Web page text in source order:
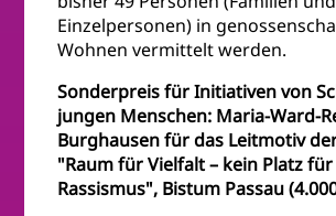
Einzelpersonen) in
Wohnen vermittelt werden.
Sonderpreis für Initiativen von
jungen Menschen: Maria-Ward-
Burghausen für das Leitmotiv
"Raum für Vielfalt – kein Platz für
Rassismus", Bistum Passau